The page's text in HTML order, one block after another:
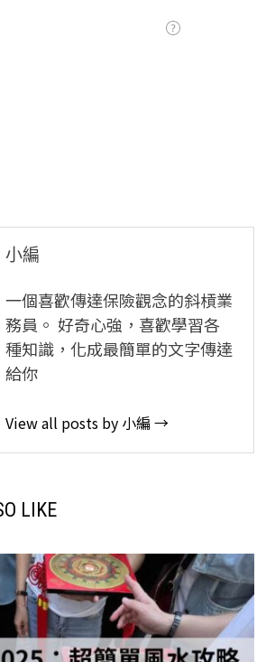
小編
一個喜歡傳達保險觀念的斜槓業
務員。 好奇心強，喜歡學習各
種知識，化成最簡單的文字傳達
給你
View all posts by 小編 →
LIKE